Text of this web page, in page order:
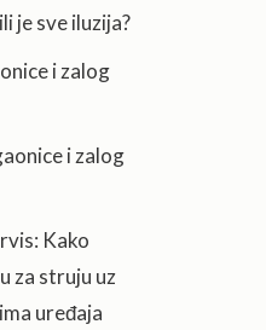
je sve iluzija?
i zalog
i zalog
Kako
za struju uz
uređaja